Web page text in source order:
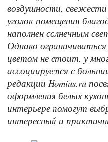
воздушности,
уголок помещения
наполнен солнечным
Однако
цветом не стоит, у
ассоциируется с
редакции Homius.ru
оформления белых
интерьере помогут
интересный и